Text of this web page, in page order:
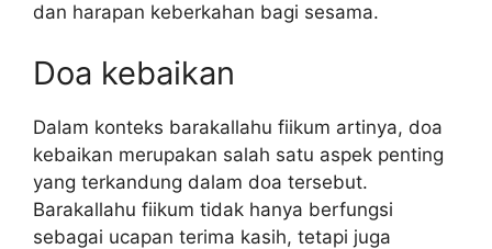
dan harapan keberkahan bagi sesama.
Doa kebaikan
Dalam konteks barakallahu fiikum artinya, doa
kebaikan merupakan salah satu aspek penting
yang terkandung dalam doa tersebut.
Barakallahu fiikum tidak hanya berfungsi
sebagai ucapan terima kasih, tetapi juga